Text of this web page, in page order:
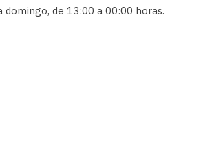
domingo, de 13:00 a 00:00 horas.